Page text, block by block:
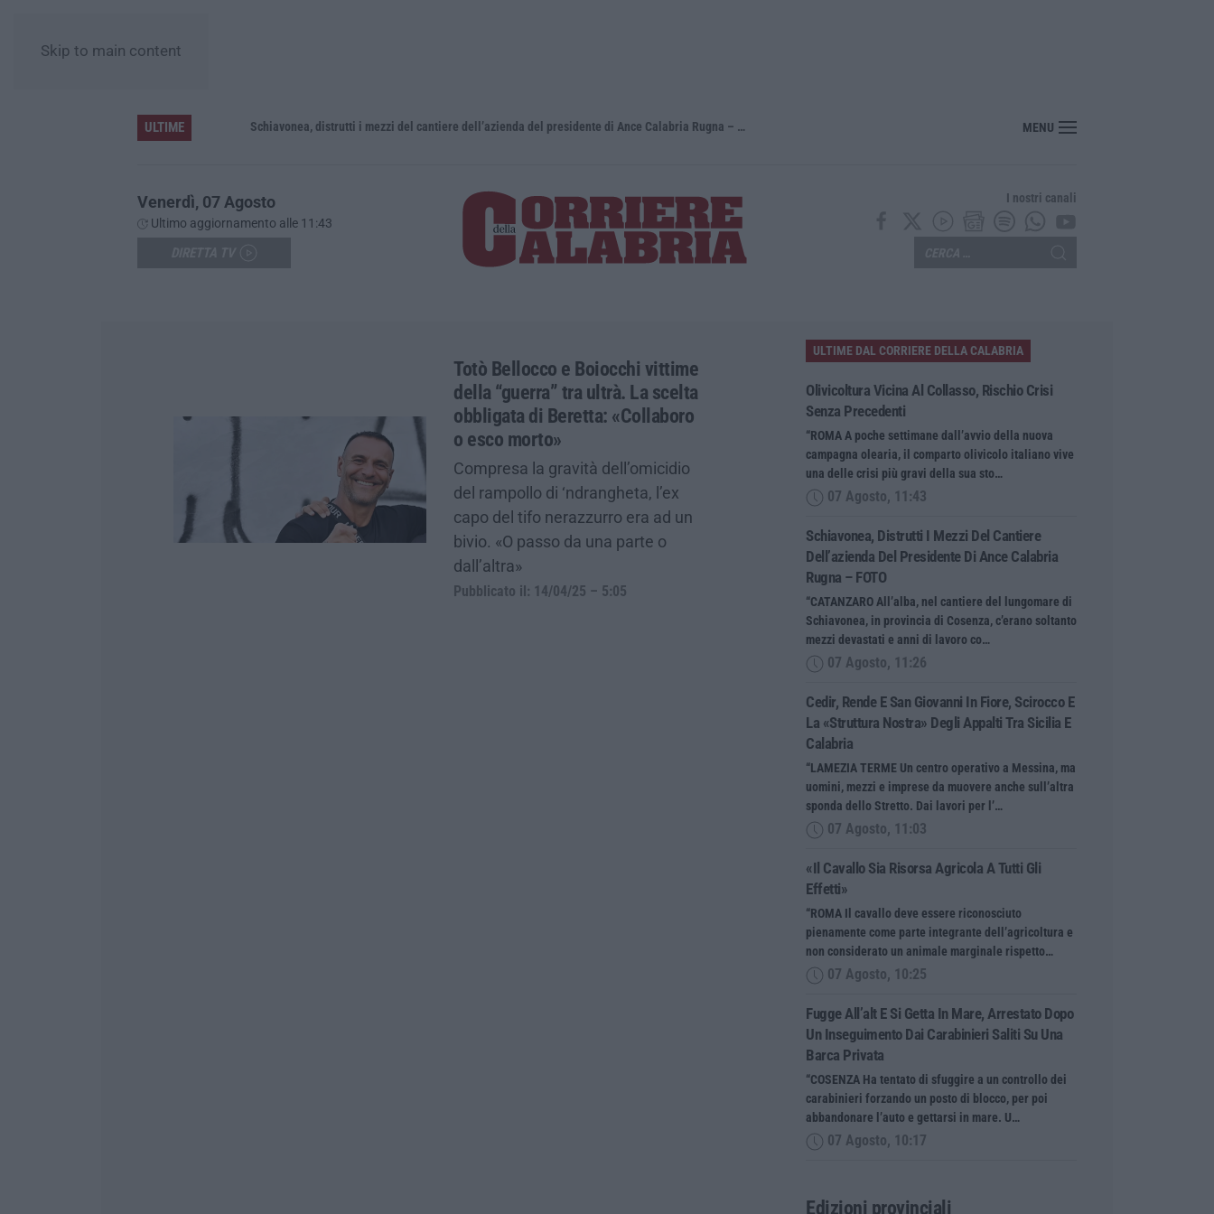
Skip to main content
ULTIME Schiavonea, distrutti i mezzi del cantiere dell’azienda del presidente di Ance Calabria Rugna – FOTO MENU
Venerdì, 07 Agosto
Ultimo aggiornamento alle 11:43
I nostri canali
Totò Bellocco e Boiocchi vittime
della “guerra” tra ultrà. La scelta
obbligata di Beretta: «Collaboro
o esco morto»
Compresa la gravità dell’omicidio
del rampollo di ‘ndrangheta, l’ex
capo del tifo nerazzurro era ad un
bivio. «O passo da una parte o
dall’altra»
Pubblicato il: 14/04/25 – 5:05
ULTIME DAL CORRIERE DELLA CALABRIA
Olivicoltura Vicina Al Collasso, Rischio Crisi
Senza Precedenti
“ROMA A poche settimane dall’avvio della nuova
campagna olearia, il comparto olivicolo italiano vive
una delle crisi più gravi della sua sto…
07 Agosto, 11:43
Schiavonea, Distrutti I Mezzi Del Cantiere
Dell’azienda Del Presidente Di Ance Calabria
Rugna – FOTO
“CATANZARO All’alba, nel cantiere del lungomare di
Schiavonea, in provincia di Cosenza, c’erano soltanto
mezzi devastati e anni di lavoro co…
07 Agosto, 11:26
Cedir, Rende E San Giovanni In Fiore, Scirocco E
La «struttura Nostra» Degli Appalti Tra Sicilia E
Calabria
“LAMEZIA TERME Un centro operativo a Messina, ma
uomini, mezzi e imprese da muovere anche sull’altra
sponda dello Stretto. Dai lavori per l’…
07 Agosto, 11:03
«Il Cavallo Sia Risorsa Agricola A Tutti Gli
Effetti»
“ROMA Il cavallo deve essere riconosciuto
pienamente come parte integrante dell’agricoltura e
non considerato un animale marginale rispetto…
07 Agosto, 10:25
Fugge All’alt E Si Getta In Mare, Arrestato Dopo
Un Inseguimento Dai Carabinieri Saliti Su Una
Barca Privata
“COSENZA Ha tentato di sfuggire a un controllo dei
carabinieri forzando un posto di blocco, per poi
abbandonare l’auto e gettarsi in mare. U…
07 Agosto, 10:17
Edizioni provinciali